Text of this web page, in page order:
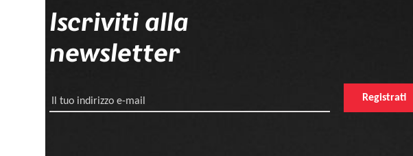
Iscriviti alla
newsletter
Il tuo indirizzo e-mail Registrati